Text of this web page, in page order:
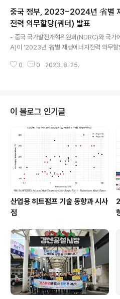
7달러를 기록하였음. 이는 러시아의 우크라
에너지 가격이 급등했던 지난해 최고치(갤런
대비 현저히 낮은 수준이나 전쟁 발발 이전보
준임. ‒ 이 같은 하절기 휘발유 가격의 예외적
시아와 사우디의 원유 생산량 감축에서 대부
며, 미국 경제의 탄력성에 대한 낙관론도 영향
중국 정부, 2023~2024년 省별
전력 의무할당(쿼터) 발표
- 중국 국가발전개혁위원회(NDRC)와 국가
A)이 ‘2023년 省별 재생에너지전력 의무할
에너지전력 소비 비중을 확대하기 위해 省급
의무할당과 이듬해 예상할당을 공동 발표함. ‘
023년 의무할당과 2024년 예상할당이 포함
총 의무할당과 수력 제외 의무할당으로 나뉨
생에너지 발전설비를 건설하거나 지역 간에
여 2023년 최저할당을 이행해야 하며,
지 ..
0 0 2023. 8. 25.
이 블로그 인기글
산업용 히트펌프 기술 동향과 시사
점